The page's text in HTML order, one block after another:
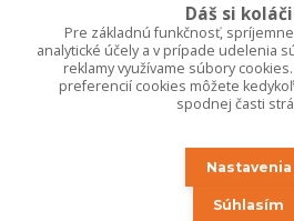
Upravit sběr
Dáš si
Pre základnú funkčnosť,
analytické účely a v prípade udelenia
reklamy využívame súbory
preferencií cookies môžete
spodnej časti
Nastavenia
Súhlasím